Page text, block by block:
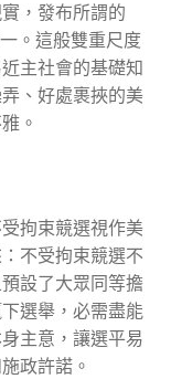
，發布所謂的
。這般雙重尺度
主社會的基礎知
、好處裹挾的美
。
拘束競選視作美
不受拘束競選不
設了大眾同等擔
選舉，必需盡能
主意，讓選平易
政許諾。